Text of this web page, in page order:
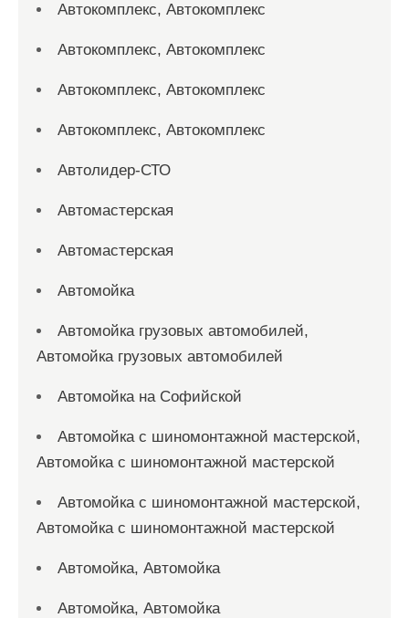
Автокомплекс, Автокомплекс
Автокомплекс, Автокомплекс
Автокомплекс, Автокомплекс
Автокомплекс, Автокомплекс
Автолидер-СТО
Автомастерская
Автомастерская
Автомойка
Автомойка грузовых автомобилей,
Автомойка грузовых автомобилей
Автомойка на Софийской
Автомойка с шиномонтажной мастерской,
Автомойка с шиномонтажной мастерской
Автомойка с шиномонтажной мастерской,
Автомойка с шиномонтажной мастерской
Автомойка, Автомойка
Автомойка, Автомойка